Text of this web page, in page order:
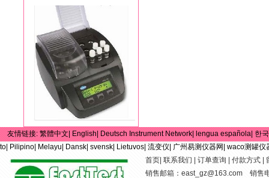
友情链接: 繁體中文| English| Deutsch Instrument Network| lengua española| 한
to| Pilipino| Melayu| Dansk| svensk| Lietuvos| 流变仪| 广州易测仪器网| waco测罐仪
首页 联系我们 订单查询 付款方式
销售邮箱： east_gz@163.com 销售